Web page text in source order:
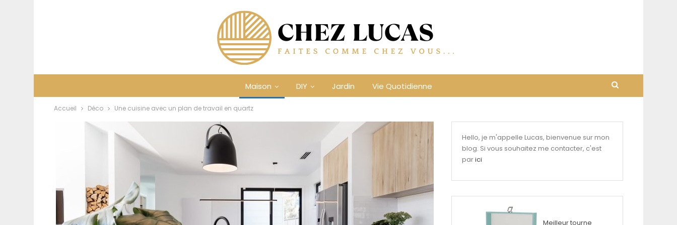
Maison DIY Jardin Vie Quotidienne
Accueil Déco Une cuisine avec un plan de travail en quartz
Hello, je m'appelle Lucas, bienvenue sur mon
blog. Si vous souhaitez me contacter, c'est
parici
Meilleur tourne